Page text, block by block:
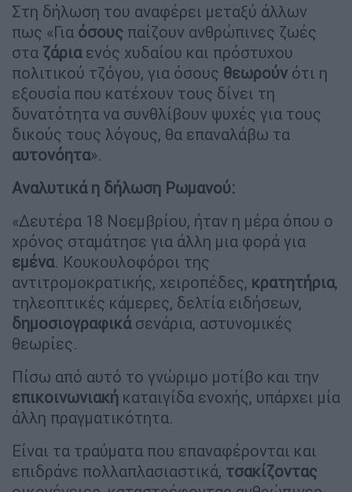
Στη δήλωση του αναφέρει μεταξύ άλλων
πως «Για όσους παίζουν ανθρώπινες ζωές
στα ζάριαενός χυδαίου και πρόστυχου
πολιτικού τζόγου, για όσους θεωρούν ότι η
εξουσία που κατέχουν τους δίνει τη
δυνατότητα να συνθλίβουν ψυχές για τους
δικούς τους λόγους, θα επαναλάβω τα
αυτονόητα».
Αναλυτικά η δήλωση Ρωμανού:
«Δευτέρα 18 Νοεμβρίου, ήταν η μέρα όπου ο
χρόνος σταμάτησε για άλλη μια φορά για
εμένα. Κουκουλοφόροι της
αντιτρομοκρατικής, χειροπέδες, κρατητήρια,
τηλεοπτικές κάμερες, δελτία ειδήσεων,
δημοσιογραφικάσενάρια, αστυνομικές
θεωρίες.
Πίσω από αυτό το γνώριμο μοτίβο και την
επικοινωνιακή καταιγίδα ενοχής, υπάρχει μία
άλλη πραγματικότητα.
Είναι τα τραύματα που επαναφέρονται και
επιδράνε πολλαπλασιαστικά, τσακίζοντας